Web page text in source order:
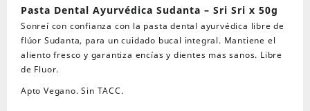
Sri
Sri
x
50g
cantidad
Pasta Dental Ayurvédica Sudanta – Sri Sri x 50g
Sonreí con confianza con la pasta dental ayurvédica libre de
flúor Sudanta, para un cuidado bucal integral. Mantiene el
aliento fresco y garantiza encías y dientes mas sanos. Libre
de Fluor.
Apto Vegano. Sin TACC.